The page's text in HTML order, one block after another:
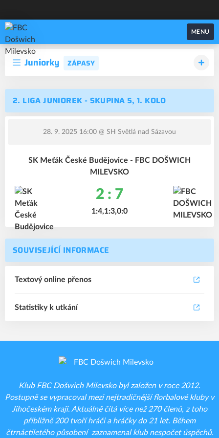
FBC Došwich Milevsko
MENU
Juniorky ZÁPASY
2. LIGA JUNIOREK - SKUPINA 5, 1. KOLO
28. 9. 2025 16:00 @ SH Světlá nad Sázavou
SK Meťák České Budějovice - FBC DOŠWICH
MILEVSKO
2 : 7
1:4,1:3,0:0
SOUVISEJÍCÍ INFORMACE
Textový online přenos
Statistiky k utkání
Klub FBC Došwich Milevsko byl založen v roce 2012.
Postupně se vypracoval mezi nejtradičnější florbalové kluby v
Jihočeském kraji. Aktuálně čítá více než 270 členů, z toho
přibližně 200 tvoří hráči a hráčky do 21 let. Během
čtrnáctiletého působení zaznamenal klub nespočet úspěchů.